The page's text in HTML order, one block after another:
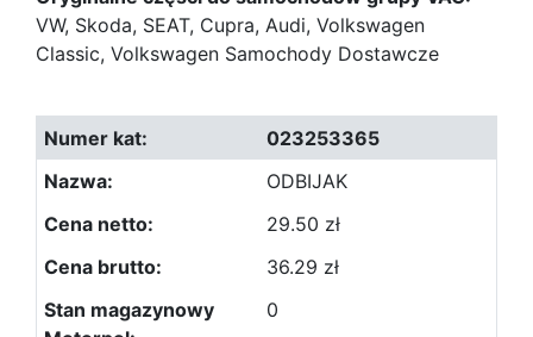
VW, Skoda, SEAT, Cupra, Audi, Volkswagen
Classic, Volkswagen Samochody Dostawcze
023253365
ODBIJAK
29.50 zł
36.29 zł
0